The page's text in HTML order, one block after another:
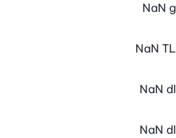
NaN g
NaN TL
NaN dl
NaN dl